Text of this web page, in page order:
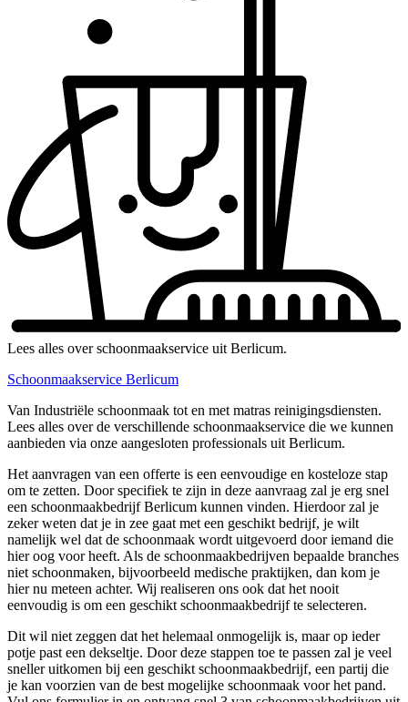
Lees alles over schoonmaakservice uit Berlicum.
Schoonmaakservice Berlicum
Van Industriële schoonmaak tot en met matras reinigingsdiensten.
Lees alles over de verschillende schoonmaakservice die we kunnen
aanbieden via onze aangesloten professionals uit Berlicum.
Het aanvragen van een offerte is een eenvoudige en kosteloze stap
om te zetten. Door specifiek te zijn in deze aanvraag zal je erg snel
een schoonmaakbedrijf Berlicum kunnen vinden. Hierdoor zal je
zeker weten dat je in zee gaat met een geschikt bedrijf, je wilt
namelijk wel dat de schoonmaak wordt uitgevoerd door iemand die
hier oog voor heeft. Als de schoonmaakbedrijven bepaalde branches
niet schoonmaken, bijvoorbeeld medische praktijken, dan kom je
hier nu meteen achter. Wij realiseren ons ook dat het nooit
eenvoudig is om een geschikt schoonmaakbedrijf te selecteren.
Dit wil niet zeggen dat het helemaal onmogelijk is, maar op ieder
potje past een dekseltje. Door deze stappen toe te passen zal je veel
sneller uitkomen bij een geschikt schoonmaakbedrijf, een partij die
je kan voorzien van de best mogelijke schoonmaak voor het pand.